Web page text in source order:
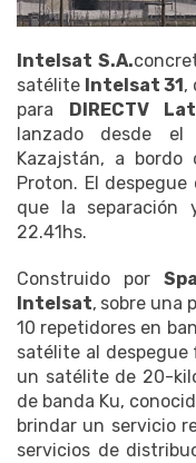
Intelsat S.A.
satélite Intelsat 31,
para DIRECTV
lanzado desde el
Kazajstán, a bordo
Proton. El despegue
que la
22.41hs.
Construido por
Intelsat, sobre una
10 repetidores en
satélite al despegue
un satélite de 20-
de banda Ku,
brindar un servicio
servicios de